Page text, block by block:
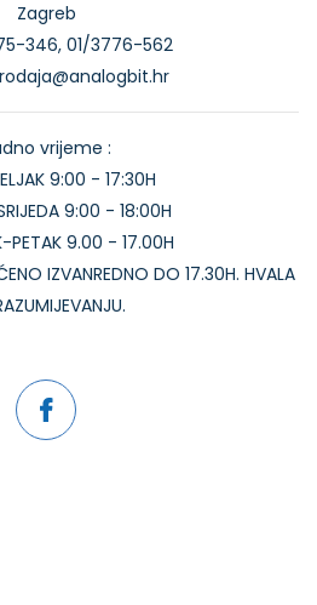
Zagreb
346, 01/3776-562
vrijeme :
9:00 - 17:30H
9:00 - 18:00H
PETAK 9.00 - 17.00H
IZVANREDNO DO 17.30H. HVALA